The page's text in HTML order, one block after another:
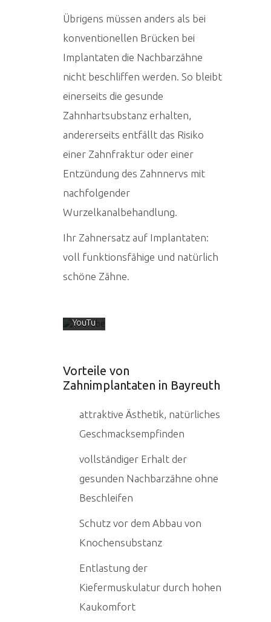
Übrigens müssen anders als bei
konventionellen Brücken bei
Implantaten die Nachbarzähne
nicht beschliffen werden. So bleibt
einerseits die gesunde
Zahnhartsubstanz erhalten,
andererseits entfällt das Risiko
einer Zahnfraktur oder einer
Entzündung des Zahnnervs mit
nachfolgender
Wurzelkanalbehandlung.
Ihr Zahnersatz auf Implantaten:
voll funktionsfähige und natürlich
schöne Zähne.
dem
Laden
Video
ieren
Daten
schutz
YouTu
en
laden
be
immer
rren
Vorteile von
Zahnimplantaten in Bayreuth
attraktive Ästhetik, natürliches
Geschmacksempfinden
vollständiger Erhalt der
gesunden Nachbarzähne ohne
Beschleifen
Schutz vor dem Abbau von
Knochensubstanz
Entlastung der
Kiefermuskulatur durch hohen
Kaukomfort